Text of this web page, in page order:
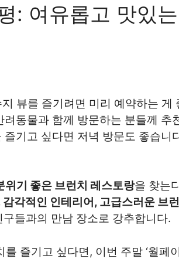
: 여유롭고 맛있
뷰를 즐기려면 미리 예약하는 게
려동물과 함께 방문하는 분들께 추
즐기고 싶다면 저녁 방문도 좋습니
위기 좋은 브런치 레스토랑을 찾는
감각적인 인테리어, 고급스러운 브
들과의 만남 장소로 강추합니다.
즐기고 싶다면, 이번 주말 ‘월페